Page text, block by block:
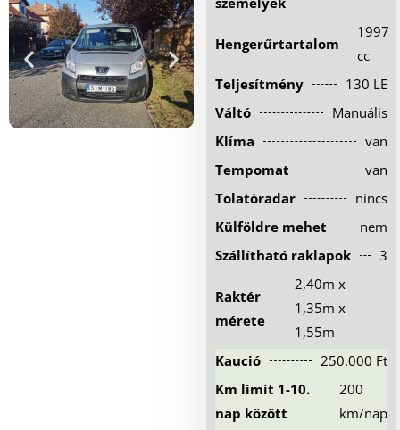
Hűtőautó bérlés
Feltételek
Szolgáltatások
Gy.i.k.
Kapcsolat
Hengerűrtartalom
1997
cc
Teljesítmény
130 LE
Váltó
Manuális
Klíma
van
Tempomat
van
Tolatóradar
nincs
Külföldre mehet
nem
Szállítható raklapok
3
Raktér
mérete
2,40m x
1,35m x
1,55m
Kaució
250.000 Ft
Km limit 1-10.
nap között
200
km/nap